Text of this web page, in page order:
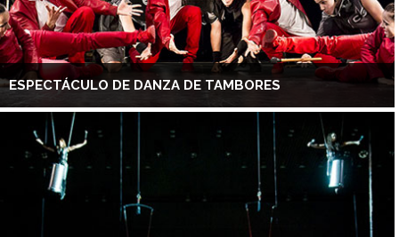
ESPECTÁCULO DE DANZA DE TAMBORES